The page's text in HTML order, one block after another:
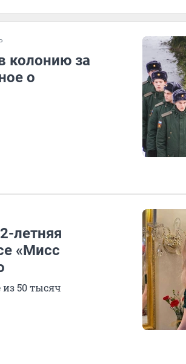
колонию за
о
летняя
«Мисс
50 тысяч